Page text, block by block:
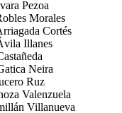
Pezoa
Morales
Cortés
Illanes
Neira
Ruz
Valenzuela
Villanueva